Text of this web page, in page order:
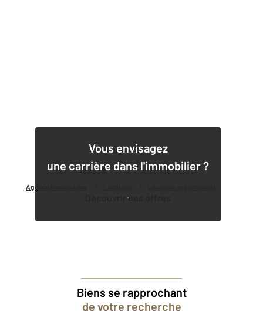
Agence immobilière
Vous envisagez
une carrière dans l'immobilier ?
Découvrir nos offres
Biens se rapprochant
de votre recherche